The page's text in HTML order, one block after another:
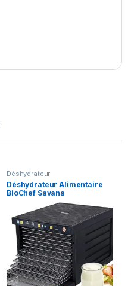
Déshydrateur
Déshydrateur Alimentaire
BioChef Savana